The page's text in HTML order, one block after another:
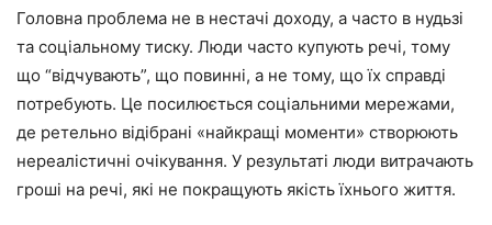
Головна проблема не в нестачі доходу, а часто в нудьзі
та соціальному тиску. Люди часто купують речі, тому
що “відчувають”, що повинні, а не тому, що їх справді
потребують. Це посилюється соціальними мережами,
де ретельно відібрані «найкращі моменти» створюють
нереалістичні очікування. У результаті люди витрачають
гроші на речі, які не покращують якість їхнього життя.